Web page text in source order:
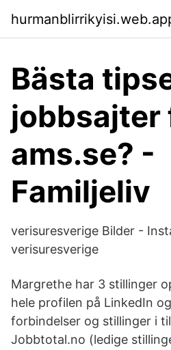
Bästa
jobbsajter
ams.se? -
Familjeliv
verisuresverige Bilder -
verisuresverige
Margrethe har 3 stillinger
hele profilen på LinkedIn
forbindelser og stillinger i
Jobbtotal.no (ledige